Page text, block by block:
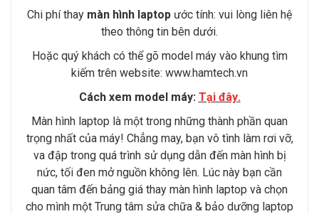
Chi phí thay màn hình laptop ước tính: vui lòng liên hệ
theo thông tin bên dưới.
Hoặc quý khách có thể gõ model máy vào khung tìm
kiếm trên website: www.hamtech.vn
Cách xem model máy: Tại đây.
Màn hình laptop là một trong những thành phần quan
trọng nhất của máy! Chẳng may, bạn vô tình làm rơi vỡ,
va đập trong quá trình sử dụng dẫn đến màn hình bị
nức, tối đen mở nguồn không lên. Lúc này bạn cần
quan tâm đến bảng giá thay màn hình laptop và chọn
cho mình một Trung tâm sửa chữa & bảo dưỡng laptop